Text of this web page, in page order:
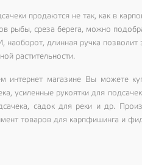
продаются не так, как в
рыбы, среза берега, можно
наоборот, длинная ручка позволит
растительности.
интернет магазине Вы можете
усиленные рукоятки для
садок для реки и др.
товаров для карпфишинга и